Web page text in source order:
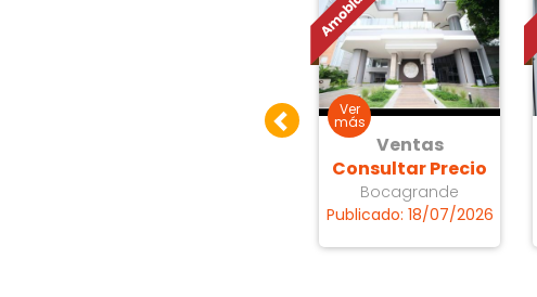
Ventas
Consultar Precio
Bocagrande
Publicado: 18/07/2026